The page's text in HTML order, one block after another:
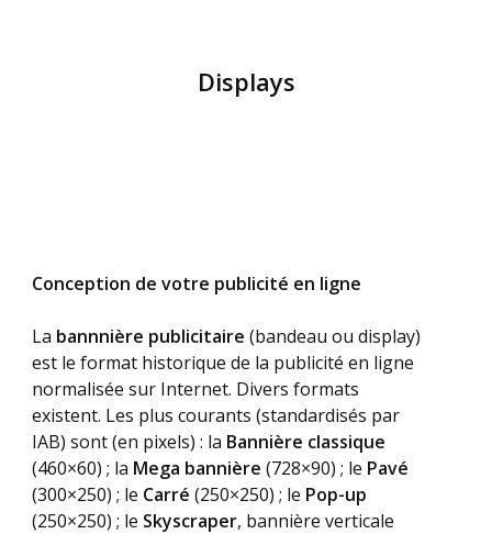
Displays
Conception de votre publicité en ligne
La bannnière publicitaire (bandeau ou display)
est le format historique de la publicité en ligne
normalisée sur Internet. Divers formats
existent. Les plus courants (standardisés par
IAB) sont (en pixels) : la Bannière classique
(460×60) ; la Mega bannière (728×90) ; le Pavé
(300×250) ; le Carré (250×250) ; le Pop-up
(250×250) ; le Skyscraper, bannière verticale